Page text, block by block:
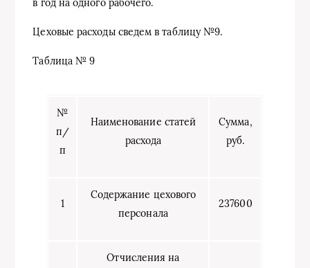
в год на одного рабочего.
Цеховые расходы сведем в таблицу №9.
Таблица № 9
№
п/
п
Наименование статей
расхода
Сумма,
руб.
1
Содержание цехового
персонала
237600
Отчисления на